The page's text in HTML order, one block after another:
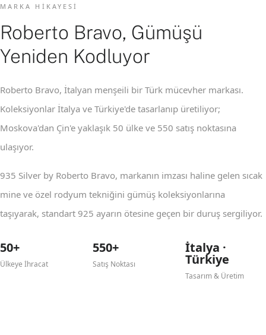
MARKA HIKAYESI
Roberto Bravo, Gümüşü
Yeniden Kodluyor
Roberto Bravo, İtalyan menşeili bir Türk mücevher markası.
Koleksiyonlar İtalya ve Türkiye'de tasarlanıp üretiliyor;
Moskova'dan Çin'e yaklaşık 50 ülke ve 550 satış noktasına
ulaşıyor.
935 Silver by Roberto Bravo, markanın imzası haline gelen sıcak
mine ve özel rodyum tekniğini gümüş koleksiyonlarına
taşıyarak, standart 925 ayarın ötesine geçen bir duruş sergiliyor.
50+
Ülkeye İhracat
550+
Satış Noktası
İtalya ·
Türkiye
Tasarım & Üretim